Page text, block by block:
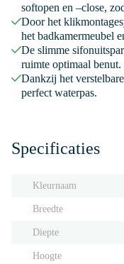
softopen en –close,
Door het
het badkamermeubel
De slimme
ruimte optimaal benut.
Dankzij het
perfect waterpas.
Specificaties
Kleurnaam
Breedte
Diepte
Hoogte